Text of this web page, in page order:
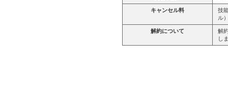
キャンセル料
技
ル
解約について
解
し